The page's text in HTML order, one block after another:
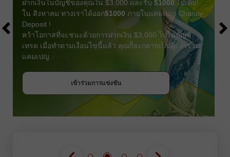
ฝากเงินในบัญชีของคุณใน $3,000 และรับ $1000ไปเพิ่ม!
ใน สิงหาคม ทางเราได้ออก$1000 ภายในแคมเปญ Chancy
Deposit !
คว้าโอกาสที่จะชนะด้วยการฝากเงิน $3,000 ไปในบัญชี
เทรด เมื่อทำตามเงื่อนไขนี้แล้ว คุณก็จะกลายเป็นผู้เข้าร่วม
แคมเปญ
เข้าร่วมการแข่งขัน